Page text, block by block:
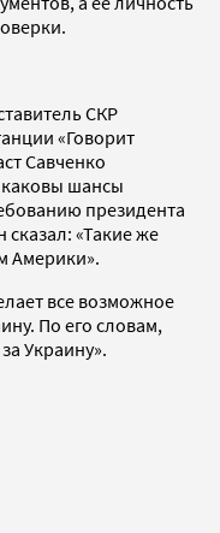
СКР
«Говорит
Савченко
шансы
президента
«Такие же
Америки».
все возможное
По его словам,
Украину».